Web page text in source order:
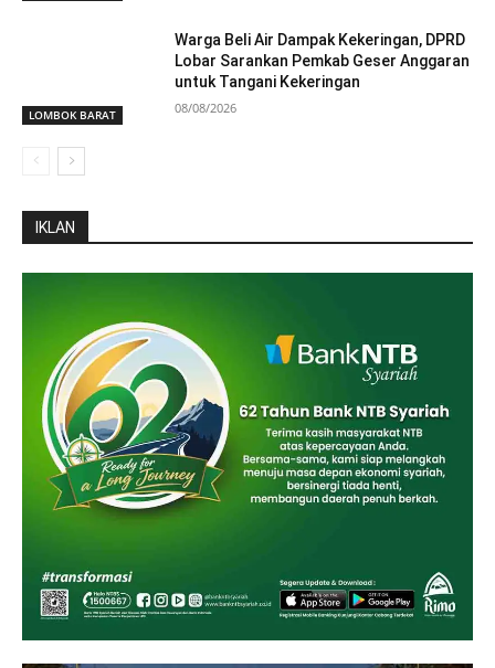
LOMBOK BARAT
Warga Beli Air Dampak Kekeringan, DPRD
Lobar Sarankan Pemkab Geser Anggaran
untuk Tangani Kekeringan
08/08/2026
IKLAN